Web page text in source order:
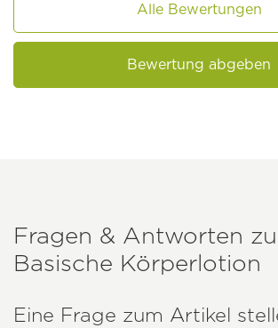
Alle Bewertungen
Bewertung abgeben
Fragen & Antworten
Basische Körperlotion
Eine Frage zum Artikel